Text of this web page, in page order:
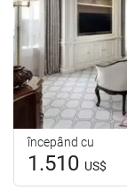
începând cu
1.510 US$